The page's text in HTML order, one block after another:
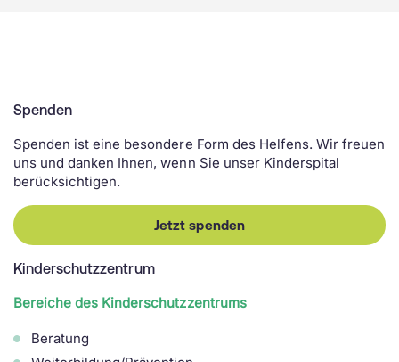
Spenden
Spenden ist eine besondere Form des Helfens. Wir freuen
uns und danken Ihnen, wenn Sie unser Kinderspital
berücksichtigen.
Jetzt spenden
Kinderschutzzentrum
Bereiche des Kinderschutzzentrums
Beratung